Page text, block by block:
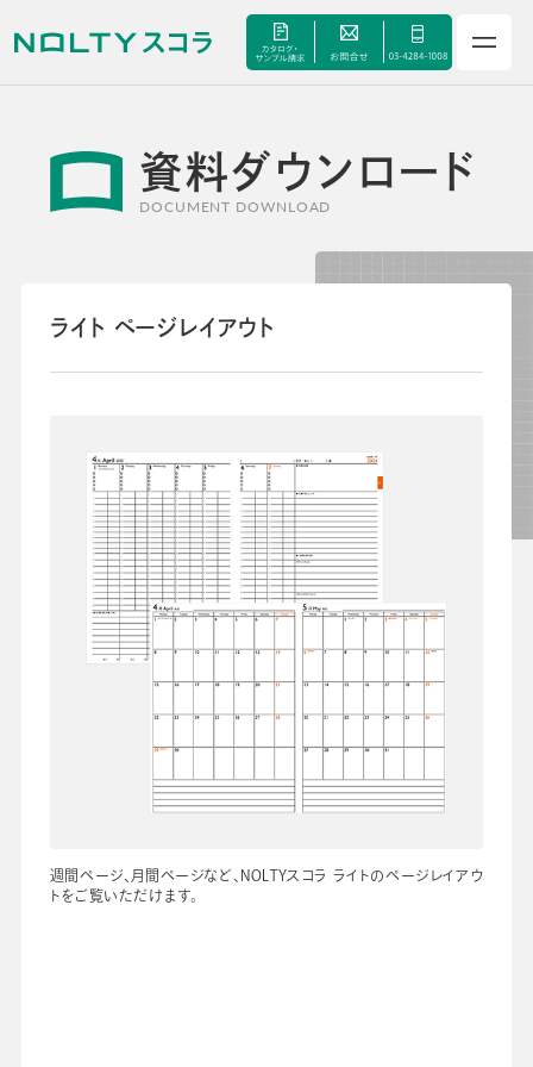
手帳甲子園
よくあるご質問
校長・副校長インタビュー
先生の学び応援コラム
SDGsの取組み
お知らせ
導入校向けデータベース
資料ダウンロード
DOCUMENT DOWNLOAD
ライト ページレイアウト
週間ページ、月間ページなど、NOLTYスコラ ライトのページレイアウ
トをご覧いただけます。